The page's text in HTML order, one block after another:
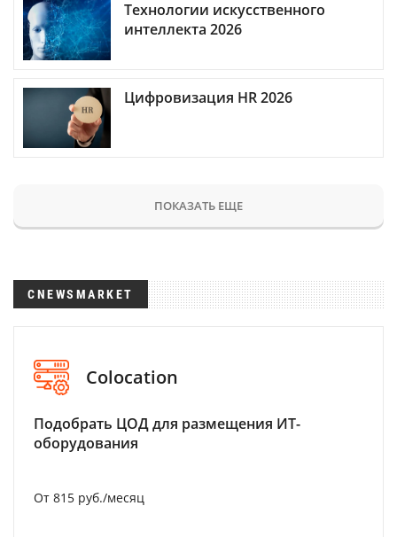
Технологии искусственного
интеллекта 2026
Цифровизация HR 2026
ПОКАЗАТЬ ЕЩЕ
CNEWSMARKET
Colocation
Подобрать ЦОД для размещения ИТ-
оборудования
От 815 руб./месяц